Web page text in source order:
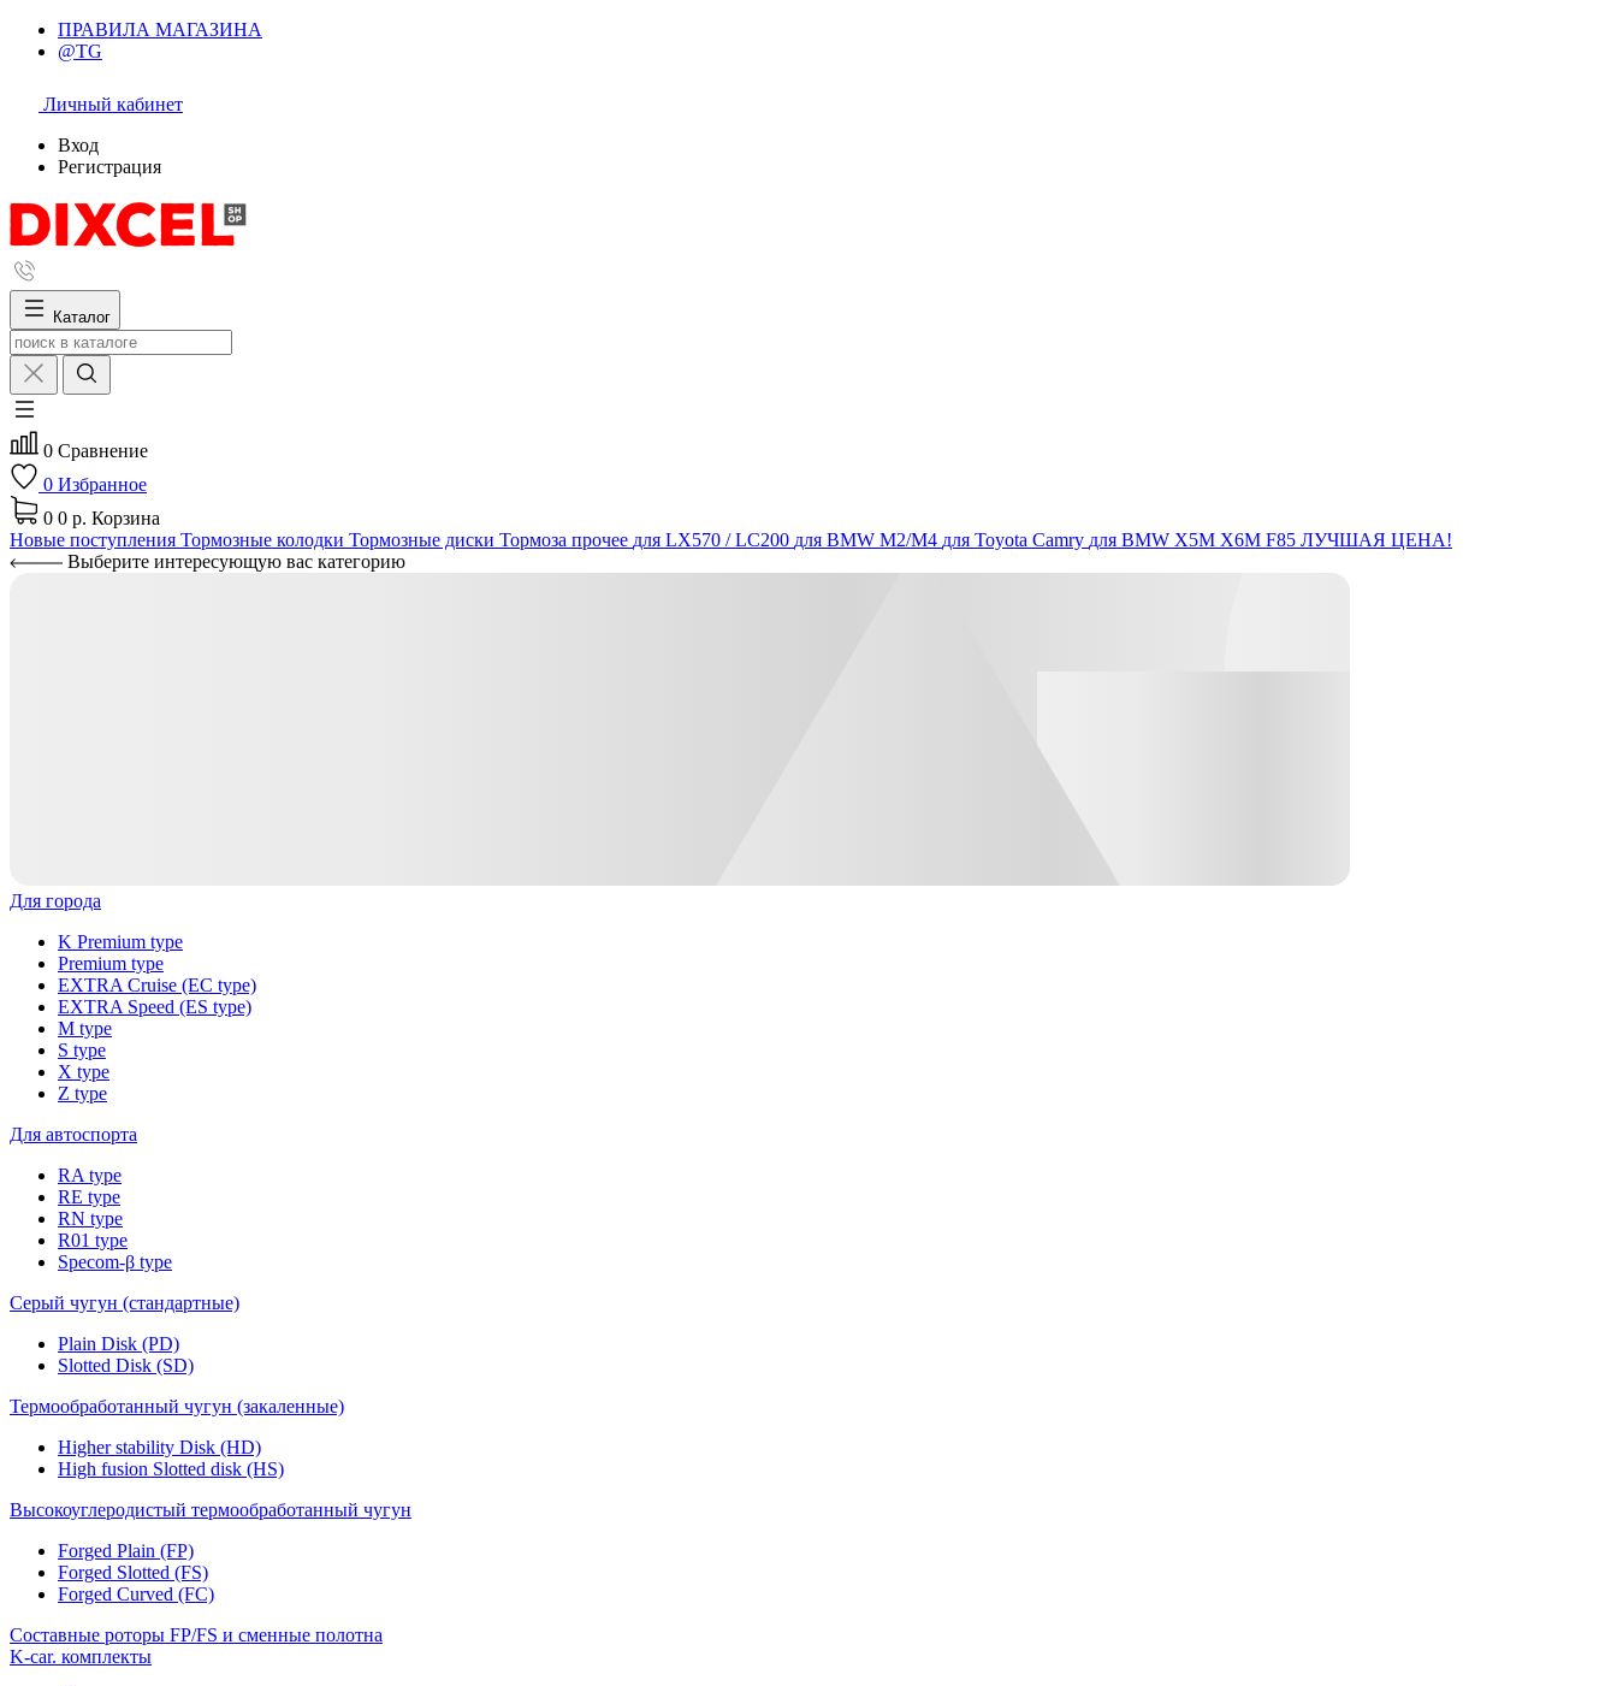
ПРАВИЛА МАГАЗИНА
@TG
Личный кабинет
Вход
Регистрация
Каталог
0 Сравнение
0 Избранное
0 0 р. Корзина
Новые поступления Тормозные колодки Тормозные диски Тормоза прочее для LX570 / LC200 для BMW M2/M4 для Toyota Camry для BMW X5M X6M F85 ЛУЧШАЯ ЦЕНА!
Выберите интересующую вас категорию
Для города
K Premium type
Premium type
EXTRA Cruise (EC type)
EXTRA Speed (ES type)
M type
S type
X type
Z type
Для автоспорта
RA type
RE type
RN type
R01 type
Specom-β type
Серый чугун (стандартные)
Plain Disk (PD)
Slotted Disk (SD)
Термообработанный чугун (закаленные)
Higher stability Disk (HD)
High fusion Slotted disk (HS)
Высокоуглеродистый термообработанный чугун
Forged Plain (FP)
Forged Slotted (FS)
Forged Curved (FC)
Составные роторы FP/FS и сменные полотна
K-car. комплекты